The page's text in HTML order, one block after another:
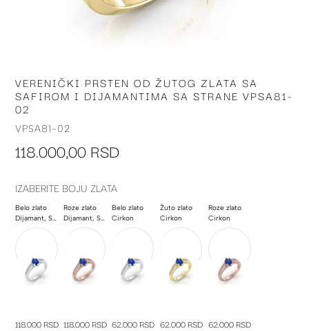
Skip
to
the
beginning
the
VERENIČKI PRSTEN OD ŽUTOG ZLATA SA
SAFIROM I DIJAMANTIMA SA STRANE VPSA81-
02
VPSA81-02
118.000,00 RSD
IZABERITE BOJU ZLATA
Belo zlato
Dijamant, Safir
118.000 RSD
Roze zlato
Dijamant, Safir
118.000 RSD
Belo zlato
Cirkon
62.000 RSD
Žuto zlato
Cirkon
62.000 RSD
Roze zlato
Cirkon
62.000 RSD